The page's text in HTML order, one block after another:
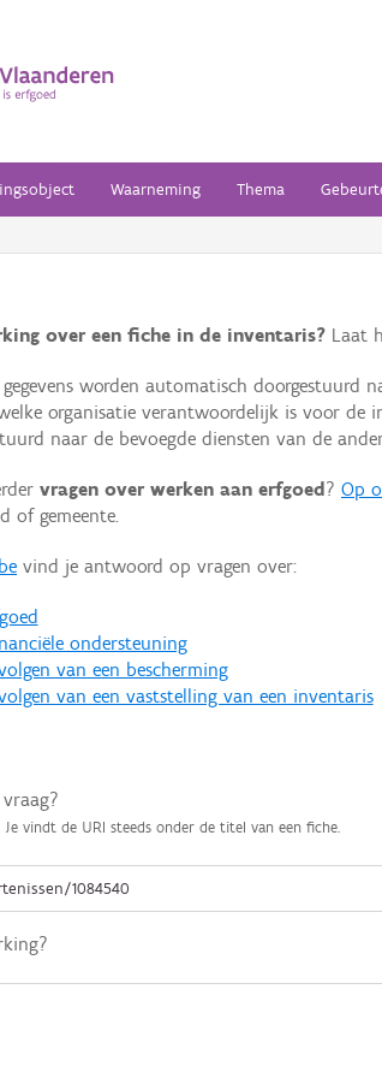
Waarneming Thema
over een fiche in de inventaris? Laat
worden automatisch doorgestuurd
organisatie verantwoordelijk is voor
naar de bevoegde diensten van de
vragen over werken aan erfgoed ? Op
of gemeente.
vind je antwoord op vragen over:
ondersteuning
van een bescherming
van een vaststelling van een inventaris
vindt de URI steeds onder de titel van een fiche.